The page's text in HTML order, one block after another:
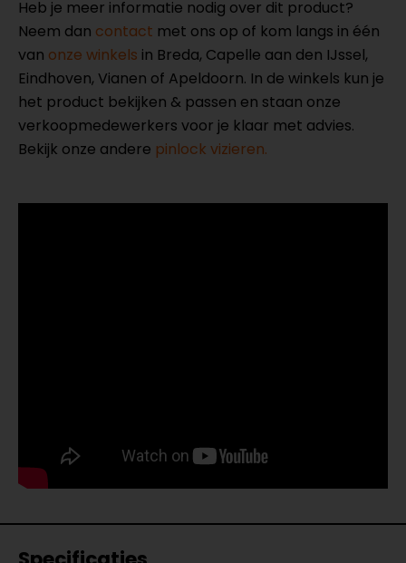
Heb je meer informatie nodig over dit product?
Neem dan contact met ons op of kom langs in één
van onze winkels in Breda, Capelle aan den IJssel,
Eindhoven, Vianen of Apeldoorn. In de winkels kun je
het product bekijken & passen en staan onze
verkoopmedewerkers voor je klaar met advies.
Bekijk onze andere pinlock vizieren.